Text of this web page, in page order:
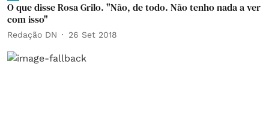
O que disse Rosa Grilo. "Não, de todo. Não tenho nada a ver
com isso"
Redação DN 26 Set 2018